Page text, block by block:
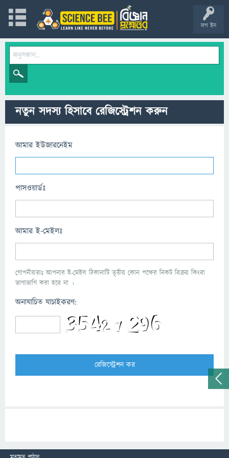
লগ ইন
নতুন সদস্য হিসাবে রেজিস্ট্রেশন করুন
আমার ইউজারনেইম
পাসওয়ার্ডঃ
আমার ই-মেইলঃ
গোপনীয়তাঃ আপনার ই-মেইল ঠিকানাটি তৃতীয় কোন পক্ষের নিকট বিক্রয় কিংবা
ভাগাভাগি করা হবে না ।
অনাযাচিত যাচাইকরণ: